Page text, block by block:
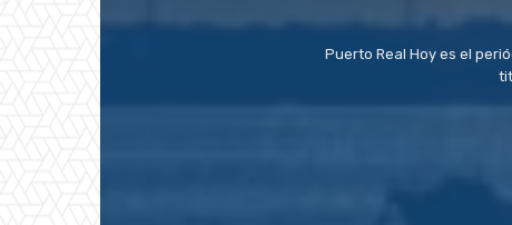
Puerto Real Hoy es el